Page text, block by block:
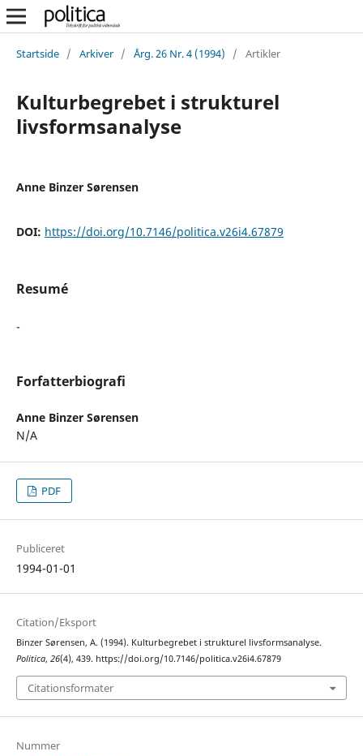
Startside / Arkiver / Årg. 26 Nr. 4 (1994) / Artikler
Kulturbegrebet i strukturel
livsformsanalyse
Anne Binzer Sørensen
DOI: https://doi.org/10.7146/politica.v26i4.67879
Resumé
-
Forfatterbiografi
Anne Binzer Sørensen
N/A
PDF
Publiceret
1994-01-01
Citation/Eksport
Binzer Sørensen, A. (1994). Kulturbegrebet i strukturel livsformsanalyse.
Politica, 26(4), 439. https://doi.org/10.7146/politica.v26i4.67879
Citationsformater
Nummer